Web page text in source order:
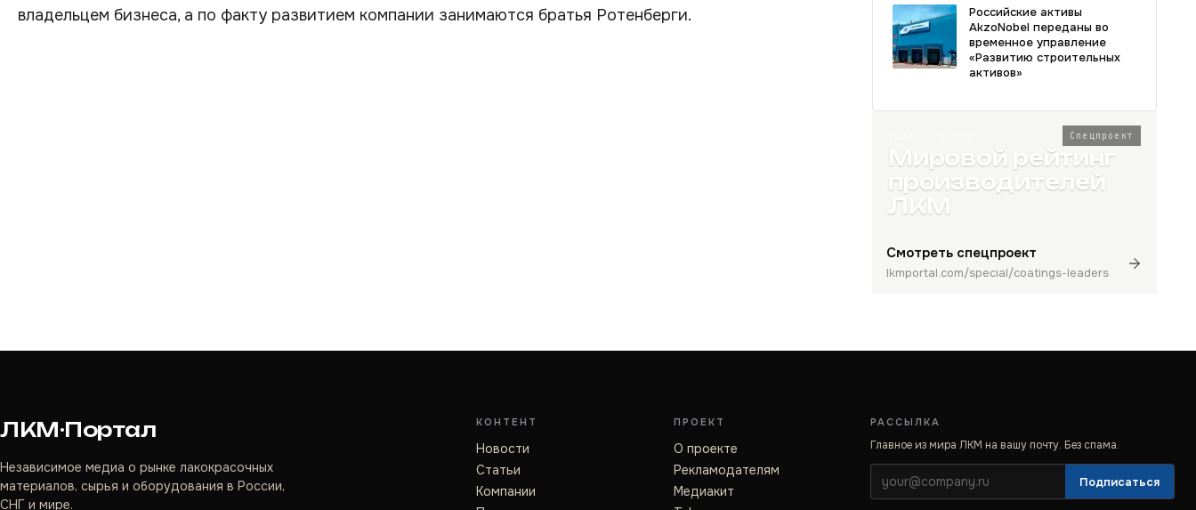
владельцем бизнеса, а по факту развитием компании занимаются братья Ротенберги.
Российские активы
AkzoNobel переданы во
временное управление
«Развитию строительных
активов»
Спецпроект
Мировой рейтинг
производителей
ЛКМ
Смотреть спецпроект
lkmportal.com/special/coatings-leaders
ЛКМ·Портал
Независимое медиа о рынке лакокрасочных
материалов, сырья и оборудования в России,
СНГ и мире.
КОНТЕНТ
Новости
Статьи
Компании
ПРОЕКТ
О проекте
Рекламодателям
Медиакит
РАССЫЛКА
Главное из мира ЛКМ на вашу почту. Без спама.
Подписаться